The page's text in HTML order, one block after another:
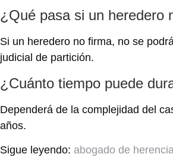
¿Qué pasa si un heredero
Si un heredero no firma, no se
judicial de partición.
¿Cuánto tiempo puede
Dependerá de la complejidad del
años.
Sigue leyendo: abogado de